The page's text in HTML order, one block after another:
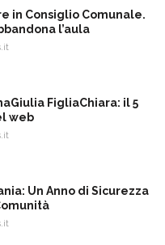
in Consiglio Comunale.
l’aula
FigliaChiara: il 5
web
Un Anno di Sicurezza